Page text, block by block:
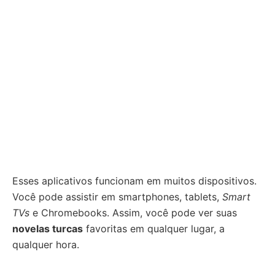
Esses aplicativos funcionam em muitos dispositivos.
Você pode assistir em smartphones, tablets, Smart
TVs e Chromebooks. Assim, você pode ver suas
novelas turcas favoritas em qualquer lugar, a
qualquer hora.